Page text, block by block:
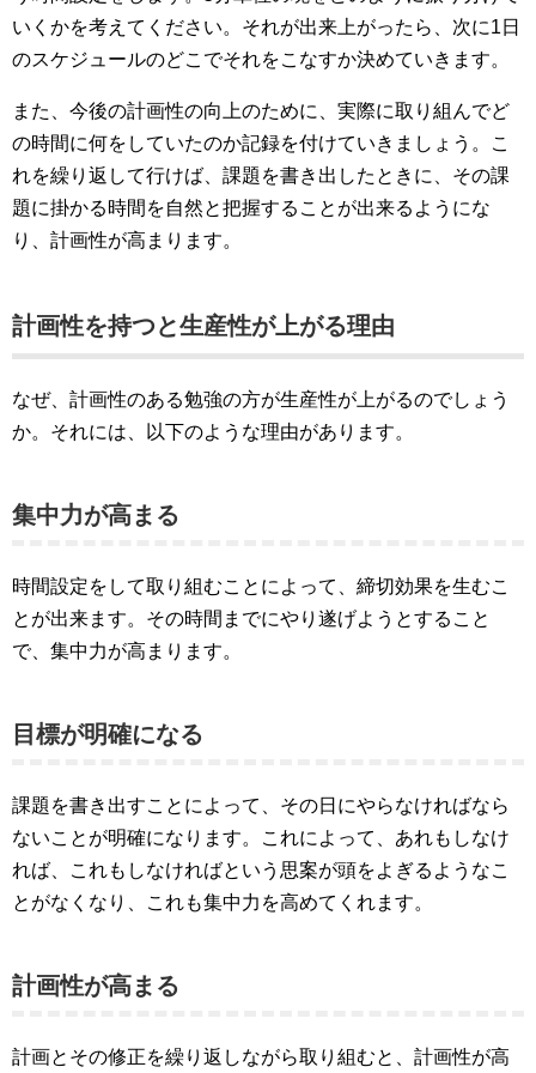
いくかを考えてください。それが出来上がったら、次に1日
のスケジュールのどこでそれをこなすか決めていきます。
また、今後の計画性の向上のために、実際に取り組んでど
の時間に何をしていたのか記録を付けていきましょう。こ
れを繰り返して行けば、課題を書き出したときに、その課
題に掛かる時間を自然と把握することが出来るようにな
り、計画性が高まります。
計画性を持つと生産性が上がる理由
なぜ、計画性のある勉強の方が生産性が上がるのでしょう
か。それには、以下のような理由があります。
集中力が高まる
時間設定をして取り組むことによって、締切効果を生むこ
とが出来ます。その時間までにやり遂げようとすること
で、集中力が高まります。
目標が明確になる
課題を書き出すことによって、その日にやらなければなら
ないことが明確になります。これによって、あれもしなけ
れば、これもしなければという思案が頭をよぎるようなこ
とがなくなり、これも集中力を高めてくれます。
計画性が高まる
計画とその修正を繰り返しながら取り組むと、計画性が高